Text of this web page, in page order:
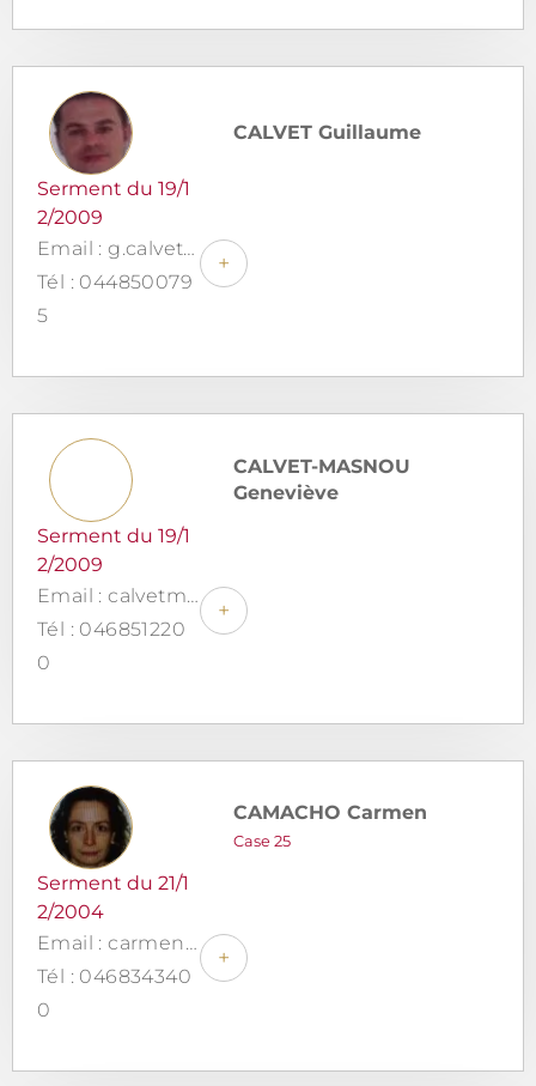
CALVET Guillaume
Serment du 19/1
2/2009
Email : g.calvet@cites-avocats.com
Tél : 044850079
5
+
CALVET-MASNOU
Geneviève
Serment du 19/1
2/2009
Email : calvetmasnou.avocat@gmail.com
Tél : 046851220
0
+
CAMACHO Carmen
Case 25
Serment du 21/1
2/2004
Email : carmen.camacho@outlook.fr
Tél : 046834340
0
+